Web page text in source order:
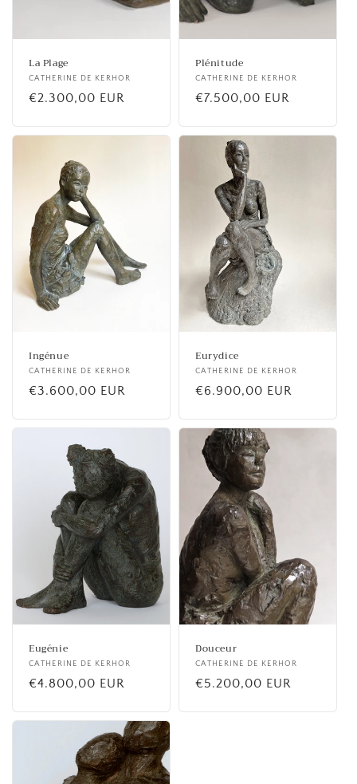
La Plage
Fournisseur :
CATHERINE DE KERHOR
Prix
€2.300,00 EUR
Plénitude
Fournisseur :
CATHERINE DE KERHOR
Prix
€7.500,00 EUR
Ingénue
Fournisseur :
CATHERINE DE KERHOR
Prix
€3.600,00 EUR
Eurydice
Fournisseur :
CATHERINE DE KERHOR
Prix
€6.900,00 EUR
Eugénie
Fournisseur :
CATHERINE DE KERHOR
Prix
€4.800,00 EUR
Douceur
Fournisseur :
CATHERINE DE KERHOR
Prix
€5.200,00 EUR